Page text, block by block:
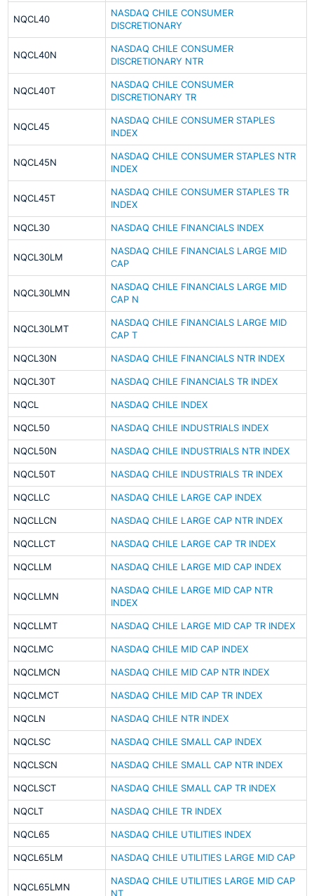
NQCL40
NASDAQ CHILE CONSUMER
DISCRETIONARY
NQCL40N
NASDAQ CHILE CONSUMER
DISCRETIONARY NTR
NQCL40T
NASDAQ CHILE CONSUMER
DISCRETIONARY TR
NQCL45
NASDAQ CHILE CONSUMER STAPLES
INDEX
NQCL45N
NASDAQ CHILE CONSUMER STAPLES NTR
INDEX
NQCL45T
NASDAQ CHILE CONSUMER STAPLES TR
INDEX
NQCL30 NASDAQ CHILE FINANCIALS INDEX
NQCL30LM
NASDAQ CHILE FINANCIALS LARGE MID
CAP
NQCL30LMN
NASDAQ CHILE FINANCIALS LARGE MID
CAP N
NQCL30LMT
NASDAQ CHILE FINANCIALS LARGE MID
CAP T
NQCL30N NASDAQ CHILE FINANCIALS NTR INDEX
NQCL30T NASDAQ CHILE FINANCIALS TR INDEX
NQCL NASDAQ CHILE INDEX
NQCL50 NASDAQ CHILE INDUSTRIALS INDEX
NQCL50N NASDAQ CHILE INDUSTRIALS NTR INDEX
NQCL50T NASDAQ CHILE INDUSTRIALS TR INDEX
NQCLLC NASDAQ CHILE LARGE CAP INDEX
NQCLLCN NASDAQ CHILE LARGE CAP NTR INDEX
NQCLLCT NASDAQ CHILE LARGE CAP TR INDEX
NQCLLM NASDAQ CHILE LARGE MID CAP INDEX
NQCLLMN
NASDAQ CHILE LARGE MID CAP NTR
INDEX
NQCLLMT NASDAQ CHILE LARGE MID CAP TR INDEX
NQCLMC NASDAQ CHILE MID CAP INDEX
NQCLMCN NASDAQ CHILE MID CAP NTR INDEX
NQCLMCT NASDAQ CHILE MID CAP TR INDEX
NQCLN NASDAQ CHILE NTR INDEX
NQCLSC NASDAQ CHILE SMALL CAP INDEX
NQCLSCN NASDAQ CHILE SMALL CAP NTR INDEX
NQCLSCT NASDAQ CHILE SMALL CAP TR INDEX
NQCLT NASDAQ CHILE TR INDEX
NQCL65 NASDAQ CHILE UTILITIES INDEX
NQCL65LM NASDAQ CHILE UTILITIES LARGE MID CAP
NQCL65LMN
NASDAQ CHILE UTILITIES LARGE MID CAP
NT